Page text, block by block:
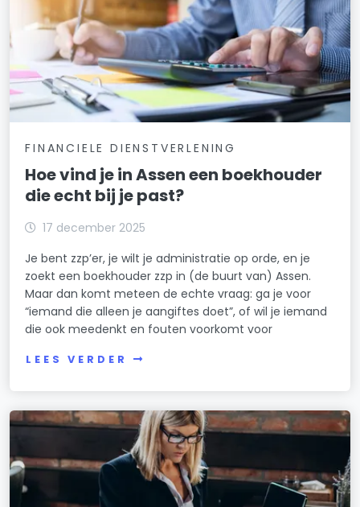
FINANCIELE DIENSTVERLENING
Hoe vind je in Assen een boekhouder
die echt bij je past?
17 december 2025
Je bent zzp’er, je wilt je administratie op orde, en je
zoekt een boekhouder zzp in (de buurt van) Assen.
Maar dan komt meteen de echte vraag: ga je voor
“iemand die alleen je aangiftes doet”, of wil je iemand
die ook meedenkt en fouten voorkomt voor
LEES VERDER